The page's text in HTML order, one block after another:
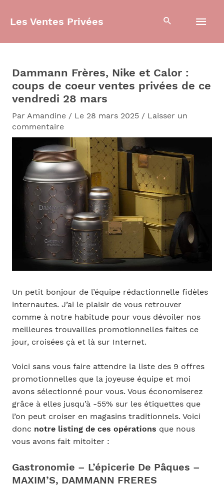
Les Ventes Privées
Dammann Frères, Nike et Calor :
coups de coeur ventes privées de ce
vendredi 28 mars
Par Amandine / Le 28 mars 2025 / Laisser un
commentaire
Un petit bonjour de l’équipe rédactionnelle fidèles
internautes. J’ai le plaisir de vous retrouver
comme à notre habitude pour vous dévoiler nos
meilleures trouvailles promotionnelles faites ce
jour, croisées çà et là sur Internet.
Voici sans vous faire attendre la liste des 9 offres
promotionnelles que la joyeuse équipe et moi
avons sélectionné pour vous. Vous économiserez
grâce à elles jusqu’à -55% sur les étiquettes que
l’on peut croiser en magasins traditionnels. Voici
donc notre listing de ces opérations que nous
vous avons fait mitoiter :
Gastronomie – L’épicerie De Pâques –
MAXIM’S, DAMMANN FRERES